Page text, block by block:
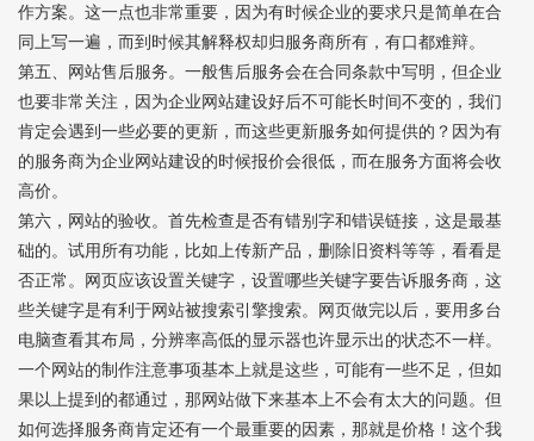
作方案。这一点也非常重要，因为有时候企业的要求只是简单在合
同上写一遍，而到时候其解释权却归服务商所有，有口都难辩。
第五、网站售后服务。一般售后服务会在合同条款中写明，但企业
也要非常关注，因为企业网站建设好后不可能长时间不变的，我们
肯定会遇到一些必要的更新，而这些更新服务如何提供的？因为有
的服务商为企业网站建设的时候报价会很低，而在服务方面将会收
高价。
第六，网站的验收。首先检查是否有错别字和错误链接，这是最基
础的。试用所有功能，比如上传新产品，删除旧资料等等，看看是
否正常。网页应该设置关键字，设置哪些关键字要告诉服务商，这
些关键字是有利于网站被搜索引擎搜索。网页做完以后，要用多台
电脑查看其布局，分辨率高低的显示器也许显示出的状态不一样。
一个网站的制作注意事项基本上就是这些，可能有一些不足，但如
果以上提到的都通过，那网站做下来基本上不会有太大的问题。但
如何选择服务商肯定还有一个最重要的因素，那就是价格！这个我